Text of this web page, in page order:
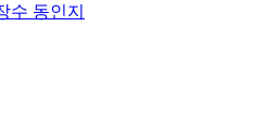
수 동인지